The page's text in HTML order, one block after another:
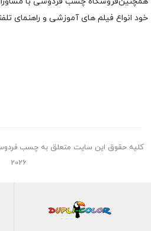
خود انواع فیلم های آموزشی و راهنمای
کلیه حقوق این سایت متعلق به چسب
2026